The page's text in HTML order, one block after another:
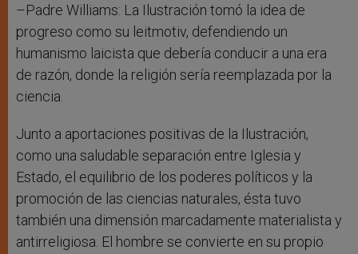
–Padre Williams: La Ilustración tomó la idea de
progreso como su leitmotiv, defendiendo un
humanismo laicista que debería conducir a una era
de razón, donde la religión sería reemplazada por la
ciencia.
Junto a aportaciones positivas de la Ilustración,
como una saludable separación entre Iglesia y
Estado, el equilibrio de los poderes políticos y la
promoción de las ciencias naturales, ésta tuvo
también una dimensión marcadamente materialista y
antirreligiosa. El hombre se convierte en su propio